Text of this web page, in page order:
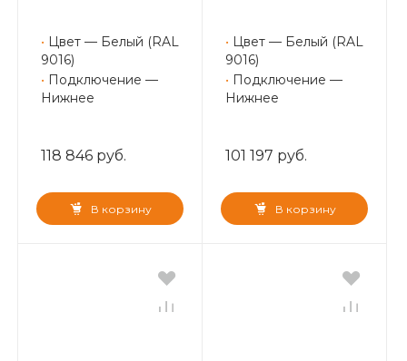
• Цвет — Белый (RAL
9016)
• Подключение —
Нижнее
118 846 руб.
В корзину
• Цвет — Белый (RAL
9016)
• Подключение —
Нижнее
101 197 руб.
В корзину